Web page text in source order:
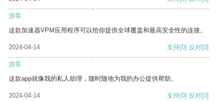
游客
这款加速器VPM应用程序可以给你提供全球覆盖和最高安全性的连接。
2024-04-14 支持[0] 反对[0]
游客
这款app就像我的私人助理，随时随地为我的办公提供帮助。
2024-04-14 支持[0] 反对[0]